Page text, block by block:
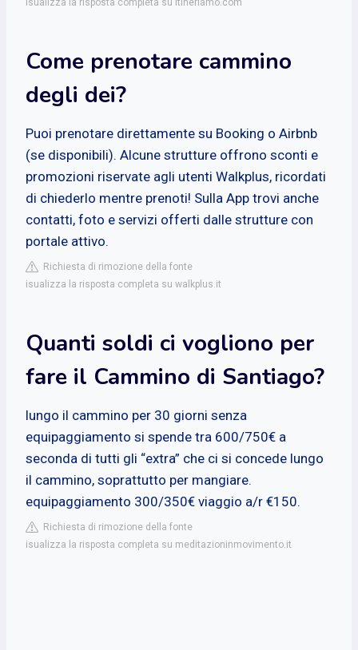
isualizza la risposta completa su itineriamo.com
Come prenotare cammino
degli dei?
Puoi prenotare direttamente su Booking o Airbnb
(se disponibili). Alcune strutture offrono sconti e
promozioni riservate agli utenti Walkplus, ricordati
di chiederlo mentre prenoti! Sulla App trovi anche
contatti, foto e servizi offerti dalle strutture con
portale attivo.
Richiesta di rimozione della fonte
isualizza la risposta completa su walkplus.it
Quanti soldi ci vogliono per
fare il Cammino di Santiago?
lungo il cammino per 30 giorni senza
equipaggiamento si spende tra 600/750€ a
seconda di tutti gli “extra” che ci si concede lungo
il cammino, soprattutto per mangiare.
equipaggiamento 300/350€ viaggio a/r €150.
Richiesta di rimozione della fonte
isualizza la risposta completa su meditazioninmovimento.it